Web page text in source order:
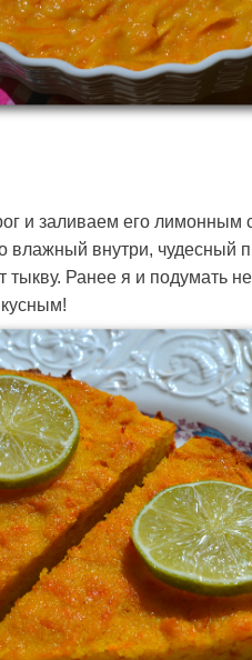
и заливаем его лимонным
влажный внутри, чудесный
тыкву. Ранее я и подумать